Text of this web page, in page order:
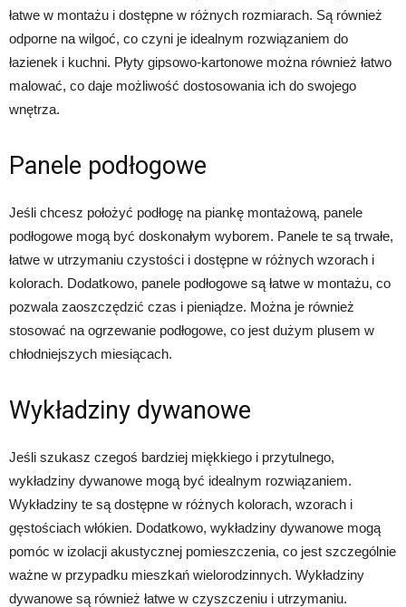
łatwe w montażu i dostępne w różnych rozmiarach. Są również
odporne na wilgoć, co czyni je idealnym rozwiązaniem do
łazienek i kuchni. Płyty gipsowo-kartonowe można również łatwo
malować, co daje możliwość dostosowania ich do swojego
wnętrza.
Panele podłogowe
Jeśli chcesz położyć podłogę na piankę montażową, panele
podłogowe mogą być doskonałym wyborem. Panele te są trwałe,
łatwe w utrzymaniu czystości i dostępne w różnych wzorach i
kolorach. Dodatkowo, panele podłogowe są łatwe w montażu, co
pozwala zaoszczędzić czas i pieniądze. Można je również
stosować na ogrzewanie podłogowe, co jest dużym plusem w
chłodniejszych miesiącach.
Wykładziny dywanowe
Jeśli szukasz czegoś bardziej miękkiego i przytulnego,
wykładziny dywanowe mogą być idealnym rozwiązaniem.
Wykładziny te są dostępne w różnych kolorach, wzorach i
gęstościach włókien. Dodatkowo, wykładziny dywanowe mogą
pomóc w izolacji akustycznej pomieszczenia, co jest szczególnie
ważne w przypadku mieszkań wielorodzinnych. Wykładziny
dywanowe są również łatwe w czyszczeniu i utrzymaniu.